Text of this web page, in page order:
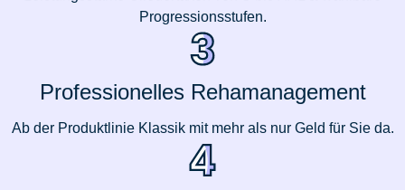
Progressionsstufen.
Professionelles Rehamanagement
Ab der Produktlinie Klassik mit mehr als nur Geld für Sie da.